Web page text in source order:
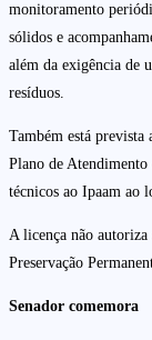
monitoramento
sólidos e
além da exigência de
resíduos.
Também está prevista
Plano de
técnicos ao Ipaam ao
A licença não autoriza
Preservação
Senador comemora